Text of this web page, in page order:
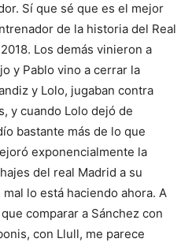
Sí que sé que es el mejor
de la historia del Real
Los demás vinieron a
y Pablo vino a cerrar la
y Lolo, jugaban contra
y cuando Lolo dejó de
bastante más de lo que
exponencialmente la
del real Madrid a su
mal lo está haciendo ahora. A
comparar a Sánchez con
con Llull, me parece